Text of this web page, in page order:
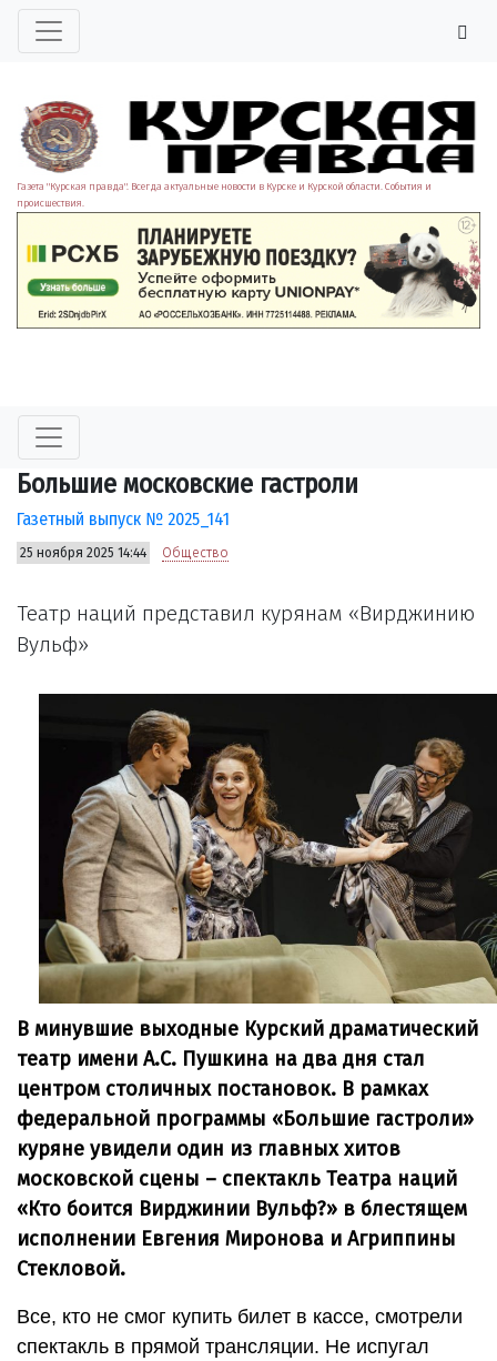
Газета "Курская правда". Всегда актуальные новости в Курске и Курской области. События и
происшествия.
Большие московские гастроли
Газетный выпуск № 2025_141
25 ноября 2025 14:44 Общество
Театр наций представил курянам «Вирджинию
Вульф»
В минувшие выходные Курский драматический
театр имени А.С. Пушкина на два дня стал
центром столичных постановок. В рамках
федеральной программы «Большие гастроли»
куряне увидели один из главных хитов
московской сцены – спектакль Театра наций
«Кто боится Вирджинии Вульф?» в блестящем
исполнении Евгения Миронова и Агриппины
Стекловой.
Все, кто не смог купить билет в кассе, смотрели
спектакль в прямой трансляции. Не испугал